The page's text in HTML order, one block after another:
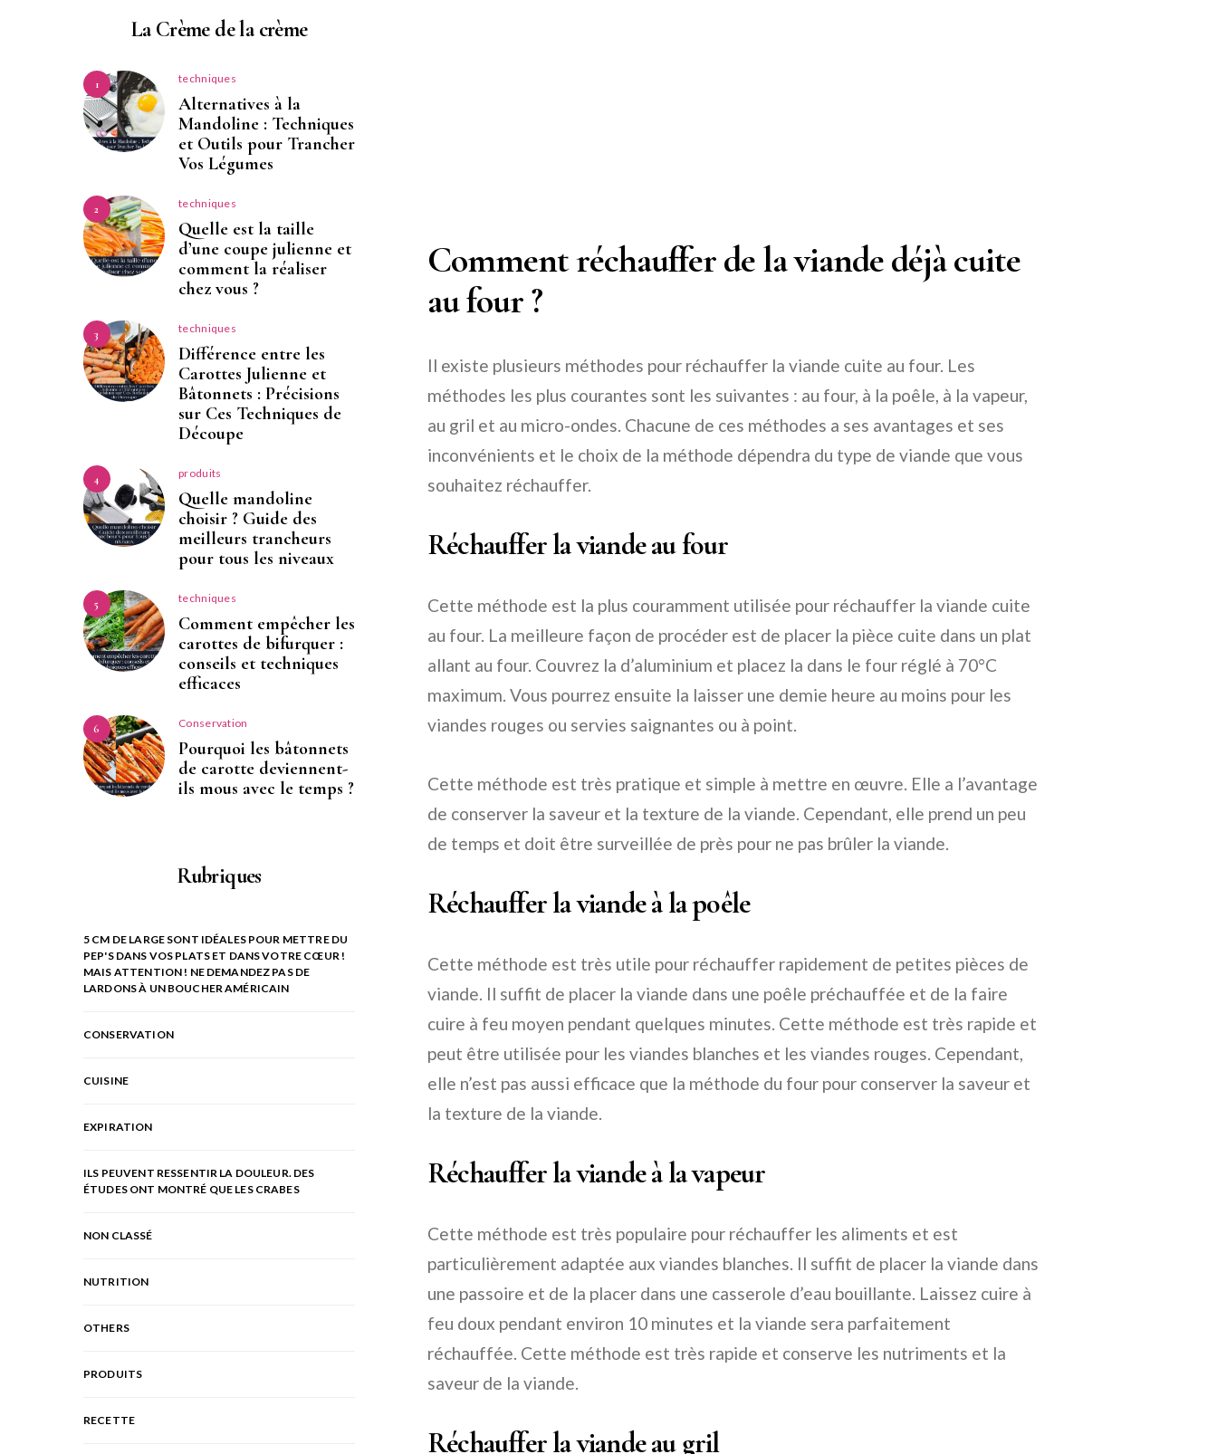
Comment réchauffer de la viande déjà cuite
au four ?
Il existe plusieurs méthodes pour réchauffer la viande cuite au four. Les
méthodes les plus courantes sont les suivantes : au four, à la poêle, à la vapeur,
au gril et au micro-ondes. Chacune de ces méthodes a ses avantages et ses
inconvénients et le choix de la méthode dépendra du type de viande que vous
souhaitez réchauffer.
Réchauffer la viande au four
Cette méthode est la plus couramment utilisée pour réchauffer la viande cuite
au four. La meilleure façon de procéder est de placer la pièce cuite dans un plat
allant au four. Couvrez la d’aluminium et placez la dans le four réglé à 70°C
maximum. Vous pourrez ensuite la laisser une demie heure au moins pour les
viandes rouges ou servies saignantes ou à point.
Cette méthode est très pratique et simple à mettre en œuvre. Elle a l’avantage
de conserver la saveur et la texture de la viande. Cependant, elle prend un peu
de temps et doit être surveillée de près pour ne pas brûler la viande.
Réchauffer la viande à la poêle
Cette méthode est très utile pour réchauffer rapidement de petites pièces de
viande. Il suffit de placer la viande dans une poêle préchauffée et de la faire
cuire à feu moyen pendant quelques minutes. Cette méthode est très rapide et
peut être utilisée pour les viandes blanches et les viandes rouges. Cependant,
elle n’est pas aussi efficace que la méthode du four pour conserver la saveur et
la texture de la viande.
Réchauffer la viande à la vapeur
Cette méthode est très populaire pour réchauffer les aliments et est
particulièrement adaptée aux viandes blanches. Il suffit de placer la viande dans
une passoire et de la placer dans une casserole d’eau bouillante. Laissez cuire à
feu doux pendant environ 10 minutes et la viande sera parfaitement
réchauffée. Cette méthode est très rapide et conserve les nutriments et la
saveur de la viande.
Réchauffer la viande au gril
La Crème de la crème
1 techniques
Alternatives à la
Mandoline : Techniques
et Outils pour Trancher
Vos Légumes
2 techniques
Quelle est la taille
d’une coupe julienne et
comment la réaliser
chez vous ?
3 techniques
Différence entre les
Carottes Julienne et
Bâtonnets : Précisions
sur Ces Techniques de
Découpe
4 produits
Quelle mandoline
choisir ? Guide des
meilleurs trancheurs
pour tous les niveaux
5 techniques
Comment empêcher les
carottes de bifurquer :
conseils et techniques
efficaces
6 Conservation
Pourquoi les bâtonnets
de carotte deviennent-
ils mous avec le temps ?
Rubriques
5 CM DE LARGE SONT IDÉALES POUR METTRE DU
PEP'S DANS VOS PLATS ET DANS VOTRE CŒUR !
MAIS ATTENTION ! NE DEMANDEZ PAS DE
LARDONS À UN BOUCHER AMÉRICAIN
CONSERVATION
CUISINE
EXPIRATION
ILS PEUVENT RESSENTIR LA DOULEUR. DES
ÉTUDES ONT MONTRÉ QUE LES CRABES
NON CLASSÉ
NUTRITION
OTHERS
PRODUITS
RECETTE